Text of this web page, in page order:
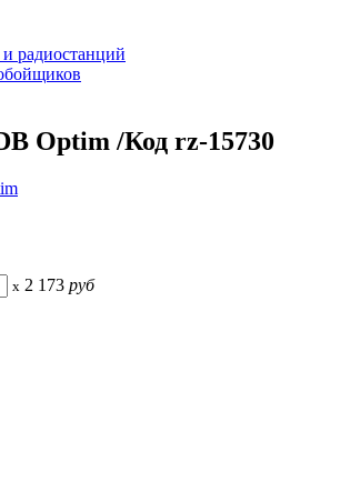
радиостанций
Optim /Код rz-15730
x 2 173 руб